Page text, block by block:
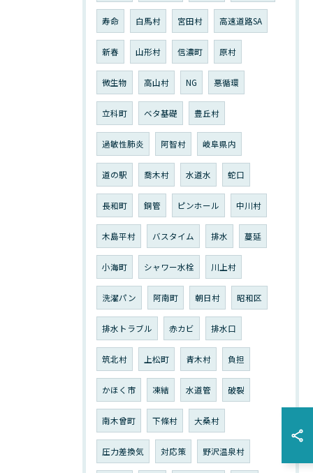
寿命 白馬村 宮田村 高速道路SA
新春 山形村 信濃町 原村
微生物 高山村 NG 悪循環
立科町 ベタ基礎 豊丘村
過敏性肺炎 阿智村 岐阜県内
道の駅 喬木村 水道水 蛇口
長和町 銅管 ピンホール 中川村
木島平村 バスタイム 排水 蔓延
小海町 シャワー水栓 川上村
洗濯パン 阿南町 朝日村 昭和区
排水トラブル 赤カビ 排水口
筑北村 上松町 青木村 負担
かほく市 凍結 水道管 破裂
南木曾町 下條村 大桑村
圧力差換気 対応策 野沢温泉村